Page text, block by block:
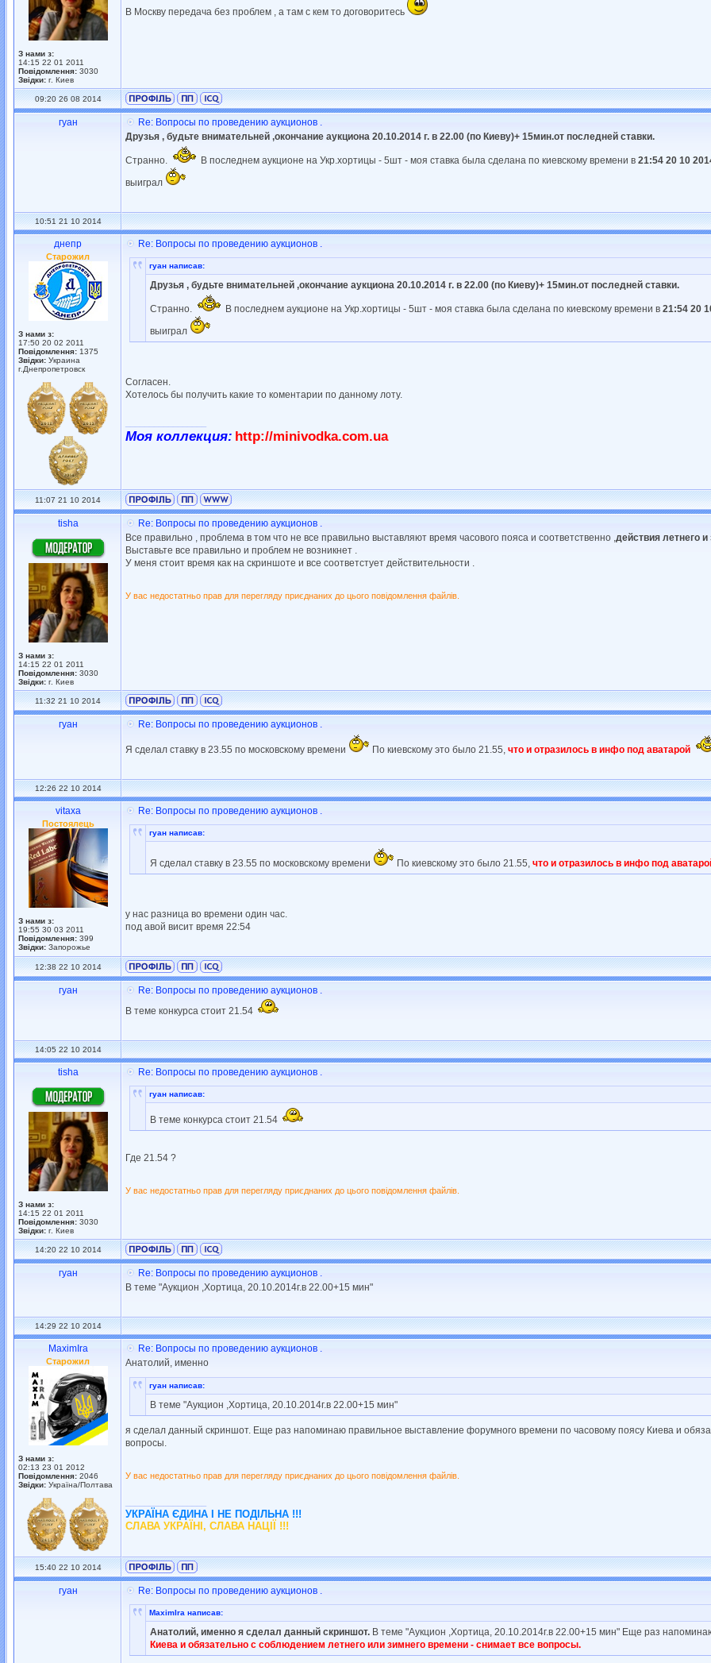
З нами з:
14:15 22 01 2011
Повідомлення: 3030
Звідки: г. Киев
В Москву передача без проблем , а там с кем то договоритесь
09:20 26 08 2014
гуан
Re: Вопросы по проведению аукционов .
Друзья , будьте внимательней ,окончание аукциона 20.10.2014 г. в 22.00 (по Киеву)+ 15мин.от последней ставки.
Странно. В последнем аукционе на Укр.хортицы - 5шт - моя ставка была сделана по киевскому времени в 21:54 20 10
выиграл
10:51 21 10 2014
днепр
Старожил
З нами з:
17:50 20 02 2011
Повідомлення: 1375
Звідки: Украина
г.Днепропетровск
Re: Вопросы по проведению аукционов .
гуан написав:
Друзья , будьте внимательней ,окончание аукциона 20.10.2014 г. в 22.00 (по Киеву)+ 15мин.от последней ставки.
Странно. В последнем аукционе на Укр.хортицы - 5шт - моя ставка была сделана по киевскому времени в 21:54 20
выиграл
Согласен.
Хотелось бы получить какие то коментарии по данному лоту.
Моя коллекция: http://minivodka.com.ua
11:07 21 10 2014
tisha
З нами з:
14:15 22 01 2011
Повідомлення: 3030
Звідки: г. Киев
Re: Вопросы по проведению аукционов .
Все правильно , проблема в том что не все правильно выставляют время часового пояса и соответственно ,действия летнего
Выставьте все правильно и проблем не возникнет .
У меня стоит время как на скриншоте и все соответстует действительности .
У вас недостатньо прав для перегляду приєднаних до цього повідомлення файлів.
11:32 21 10 2014
гуан Re: Вопросы по проведению аукционов .
Я сделал ставку в 23.55 по московскому времени По киевскому это было 21.55, что и отразилось в инфо под аватарой
12:26 22 10 2014
vitaxa
Постоялець
З нами з:
19:55 30 03 2011
Повідомлення: 399
Звідки: Запорожье
Re: Вопросы по проведению аукционов .
гуан написав:
Я сделал ставку в 23.55 по московскому времени По киевскому это было 21.55, что и отразилось в инфо под
у нас разница во времени один час.
под авой висит время 22:54
12:38 22 10 2014
гуан
Re: Вопросы по проведению аукционов .
В теме конкурса стоит 21.54
14:05 22 10 2014
tisha
З нами з:
14:15 22 01 2011
Повідомлення: 3030
Звідки: г. Киев
Re: Вопросы по проведению аукционов .
гуан написав:
В теме конкурса стоит 21.54
Где 21.54 ?
У вас недостатньо прав для перегляду приєднаних до цього повідомлення файлів.
14:20 22 10 2014
гуан
Re: Вопросы по проведению аукционов .
В теме "Аукцион ,Хортица, 20.10.2014г.в 22.00+15 мин"
14:29 22 10 2014
MaximIra
Старожил
З нами з:
02:13 23 01 2012
Повідомлення: 2046
Звідки: Україна/Полтава
Re: Вопросы по проведению аукционов .
Анатолий, именно
гуан написав:
В теме "Аукцион ,Хортица, 20.10.2014г.в 22.00+15 мин"
я сделал данный скриншот. Еще раз напоминаю правильное выставление форумного времени по часовому поясу Киева и
вопросы.
У вас недостатньо прав для перегляду приєднаних до цього повідомлення файлів.
УКРАЇНА ЄДИНА І НЕ ПОДІЛЬНА !!!
СЛАВА УКРАЇНІ, СЛАВА НАЦІЇ !!!
15:40 22 10 2014
гуан Re: Вопросы по проведению аукционов .
MaximIra написав:
Анатолий, именно я сделал данный скриншот. В теме "Аукцион ,Хортица, 20.10.2014г.в 22.00+15 мин" Еще раз
Киева и обязательно с соблюдением летнего или зимнего времени - снимает все вопросы.